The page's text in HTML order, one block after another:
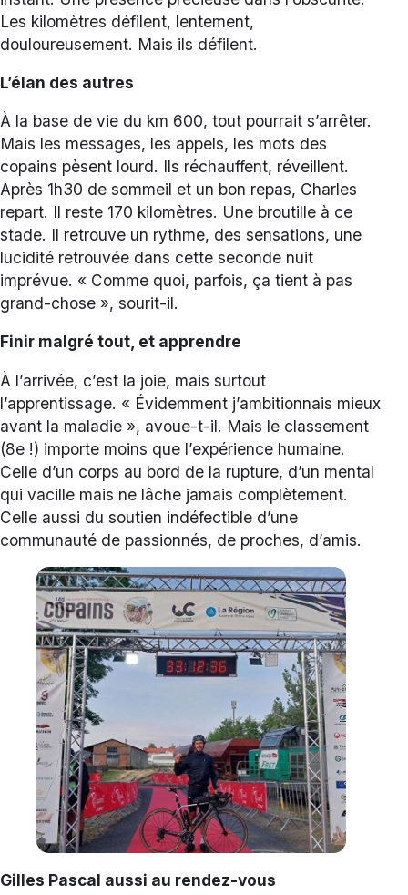
Les kilomètres défilent, lentement,
douloureusement. Mais ils défilent.
L’élan des autres
À la base de vie du km 600, tout pourrait s’arrêter.
Mais les messages, les appels, les mots des
copains pèsent lourd. Ils réchauffent, réveillent.
Après 1h30 de sommeil et un bon repas, Charles
repart. Il reste 170 kilomètres. Une broutille à ce
stade. Il retrouve un rythme, des sensations, une
lucidité retrouvée dans cette seconde nuit
imprévue. « Comme quoi, parfois, ça tient à pas
grand-chose », sourit-il.
Finir malgré tout, et apprendre
À l’arrivée, c’est la joie, mais surtout
l’apprentissage. « Évidemment j’ambitionnais mieux
avant la maladie », avoue-t-il. Mais le classement
(8e !) importe moins que l’expérience humaine.
Celle d’un corps au bord de la rupture, d’un mental
qui vacille mais ne lâche jamais complètement.
Celle aussi du soutien indéfectible d’une
communauté de passionnés, de proches, d’amis.
Gilles Pascal aussi au rendez-vous